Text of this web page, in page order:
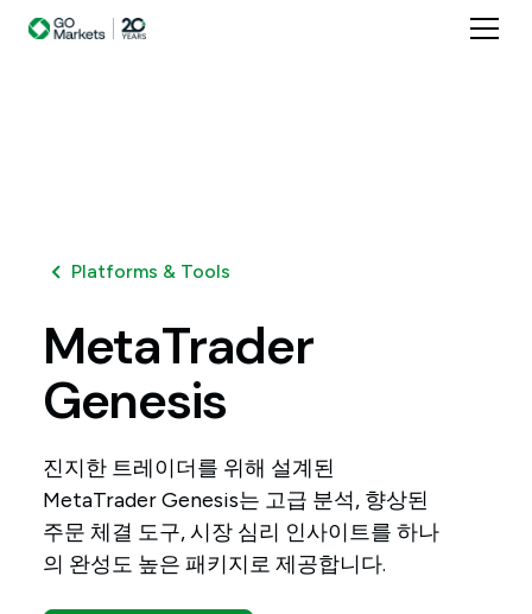
Platforms & Tools
MetaTrader
Genesis
진지한 트레이더를 위해 설계된
MetaTrader Genesis는 고급 분석, 향상된
주문 체결 도구, 시장 심리 인사이트를 하나
의 완성도 높은 패키지로 제공합니다.